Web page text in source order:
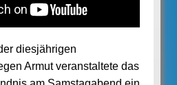
diesjährigen
Armut veranstaltete das